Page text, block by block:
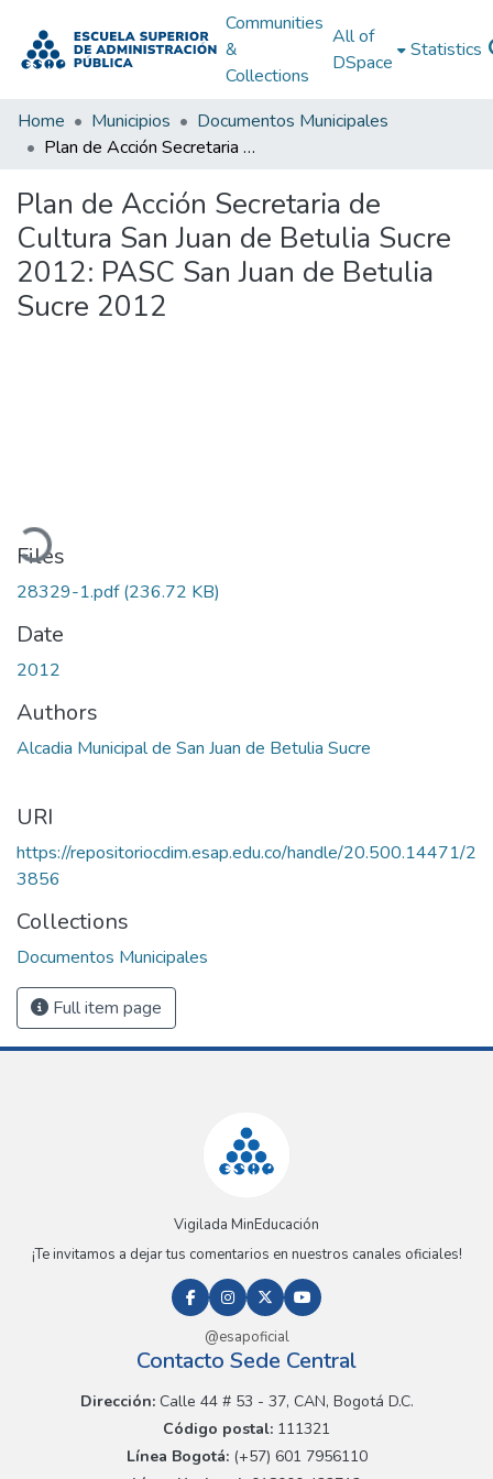
Communities
&
Collections
All of
DSpace
Statistics
Home Municipios
Documentos Municipales
Plan de Acción Secretaria de Cultura San Juan de Betulia Sucre 2012: PASC San Juan de Betulia Sucre 2012
Plan de Acción Secretaria de
Cultura San Juan de Betulia Sucre
2012: PASC San Juan de Betulia
Sucre 2012
Files
28329-1.pdf(236.72 KB)
Date
2012
Authors
Alcadia Municipal de San Juan de Betulia Sucre
URI
https://repositoriocdim.esap.edu.co/handle/20.500.14471/2
3856
Collections
Documentos Municipales
Full item page
Vigilada MinEducación
¡Te invitamos a dejar tus comentarios en nuestros canales oficiales!
@esapoficial
Contacto Sede Central
Dirección:Calle 44 # 53 - 37, CAN, Bogotá D.C.
Código postal: 111321
Línea Bogotá:(+57) 601 7956110